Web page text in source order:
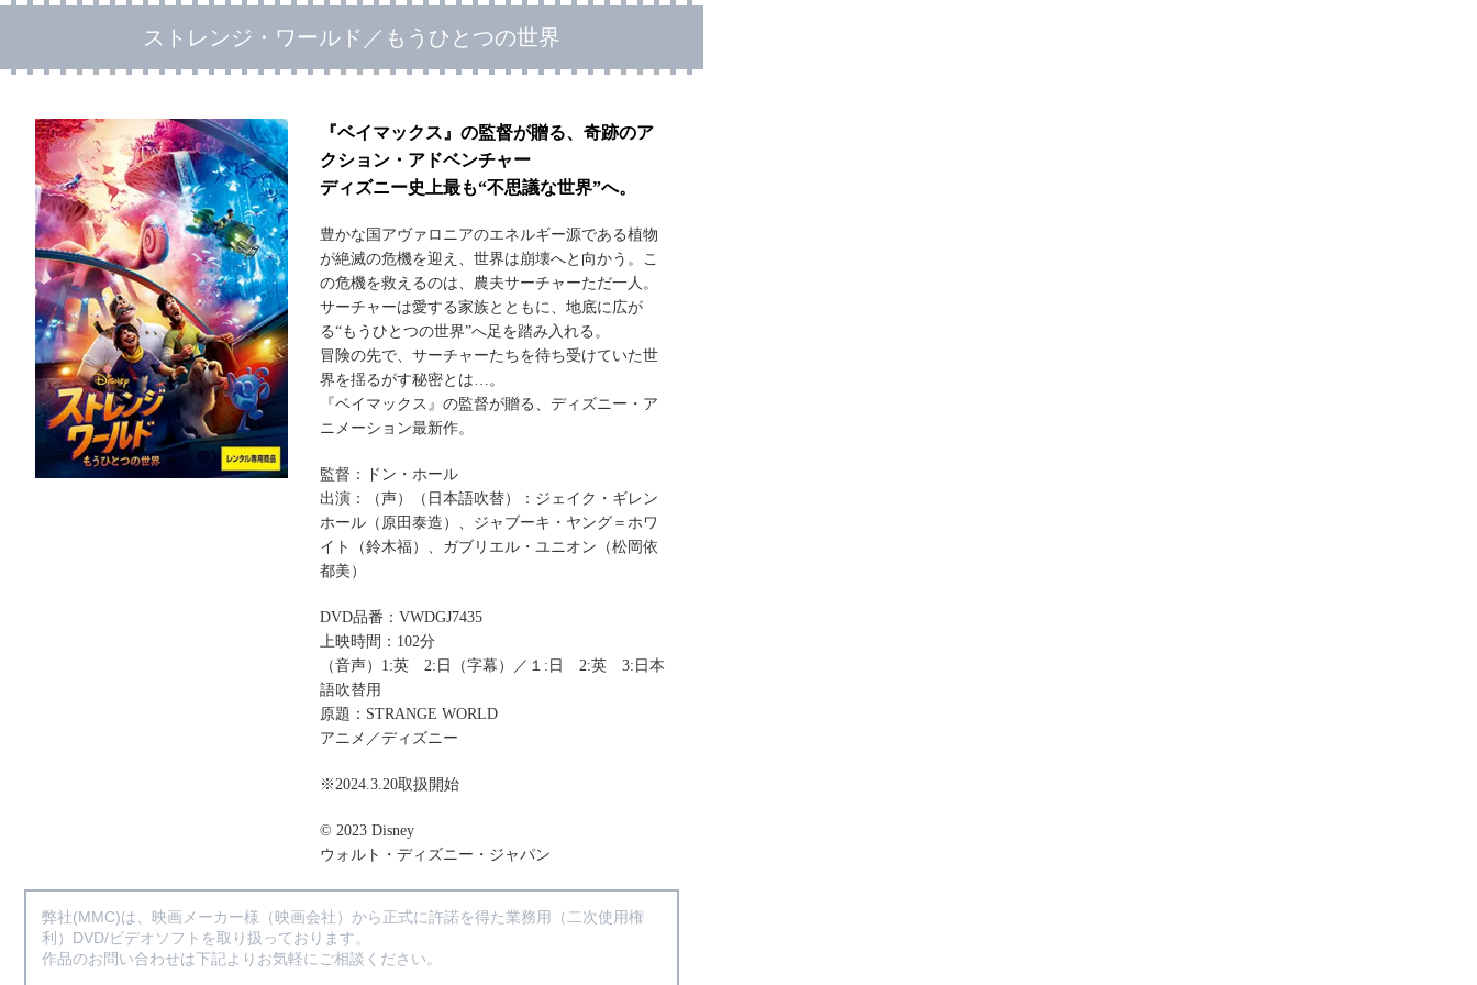
ストレンジ・ワールド／もうひとつの世界
『ベイマックス』の監督が贈る、奇跡のア
クション・アドベンチャー
ディズニー史上最も“不思議な世界”へ。
豊かな国アヴァロニアのエネルギー源である植物
が絶滅の危機を迎え、世界は崩壊へと向かう。こ
の危機を救えるのは、農夫サーチャーただ一人。
サーチャーは愛する家族とともに、地底に広が
る“もうひとつの世界”へ足を踏み入れる。
冒険の先で、サーチャーたちを待ち受けていた世
界を揺るがす秘密とは…。
『ベイマックス』の監督が贈る、ディズニー・ア
ニメーション最新作。
監督：ドン・ホール
出演：（声）（日本語吹替）：ジェイク・ギレン
ホール（原田泰造）、ジャブーキ・ヤング＝ホワ
イト（鈴木福）、ガブリエル・ユニオン（松岡依
都美）
DVD品番：VWDGJ7435
上映時間：102分
（音声）1:英 2:日（字幕）／１:日 2:英 3:日本
語吹替用
原題：STRANGE WORLD
アニメ／ディズニー
※2024.3.20取扱開始
© 2023 Disney
ウォルト・ディズニー・ジャパン
弊社(MMC)は、映画メーカー様（映画会社）から正式に許諾を得た業務用（二次使用権
利）DVD/ビデオソフトを取り扱っております。
作品のお問い合わせは下記よりお気軽にご相談ください。